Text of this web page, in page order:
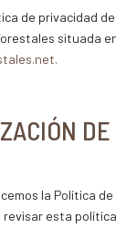
de privacidad
situada
la Política de
revisar esta